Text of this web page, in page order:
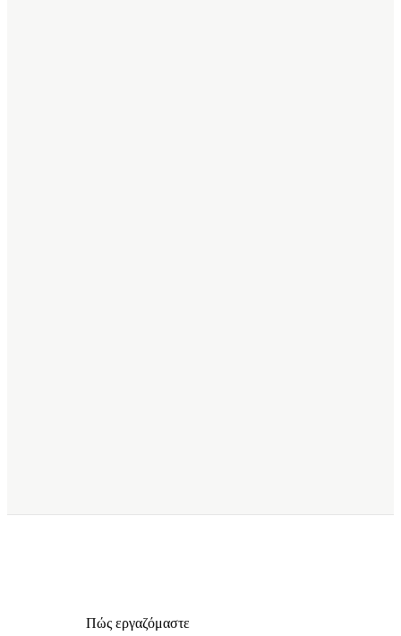
Πώς εργαζόμαστε